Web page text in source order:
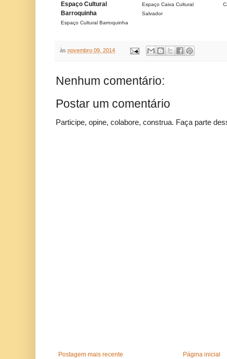
Espaço Cultural
Barroquinha
Espaço Cultural Barroquinha
Espaço Caixa Cultural
Salvador
às novembro 09, 2014
Nenhum comentário:
Postar um comentário
Participe, opine, colabore, construa. Faça parte
Postagem mais recente Página inicial